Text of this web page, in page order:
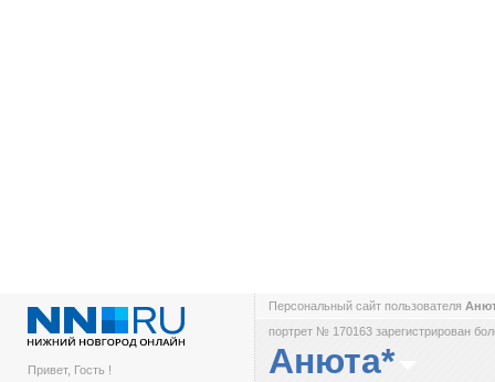
Привет, Гость !
Персональный сайт пользователя
портрет № 170163 зарегистрирован
Анюта*